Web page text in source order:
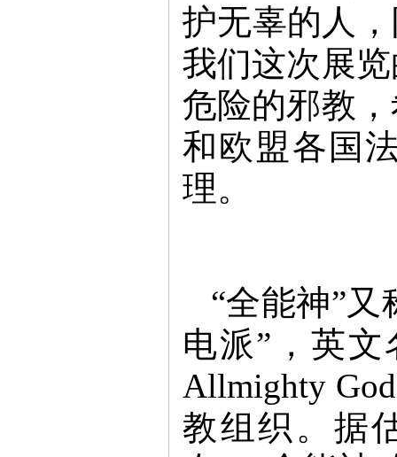
护无辜的人
我们这次展
危险的邪教
和欧盟各国
理。
“全能神”又
电派”，英文
Allmighty
教组织。据